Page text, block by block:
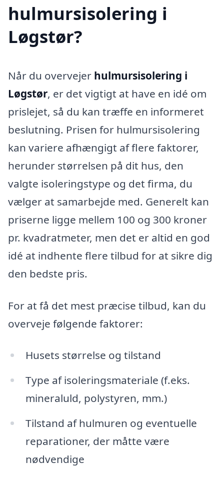
hulmursisolering i
Løgstør?
Når du overvejer hulmursisolering i
Løgstør, er det vigtigt at have en idé om
prislejet, så du kan træffe en informeret
beslutning. Prisen for hulmursisolering
kan variere afhængigt af flere faktorer,
herunder størrelsen på dit hus, den
valgte isoleringstype og det firma, du
vælger at samarbejde med. Generelt kan
priserne ligge mellem 100 og 300 kroner
pr. kvadratmeter, men det er altid en god
idé at indhente flere tilbud for at sikre dig
den bedste pris.
For at få det mest præcise tilbud, kan du
overveje følgende faktorer:
Husets størrelse og tilstand
Type af isoleringsmateriale (f.eks.
mineraluld, polystyren, mm.)
Tilstand af hulmuren og eventuelle
reparationer, der måtte være
nødvendige